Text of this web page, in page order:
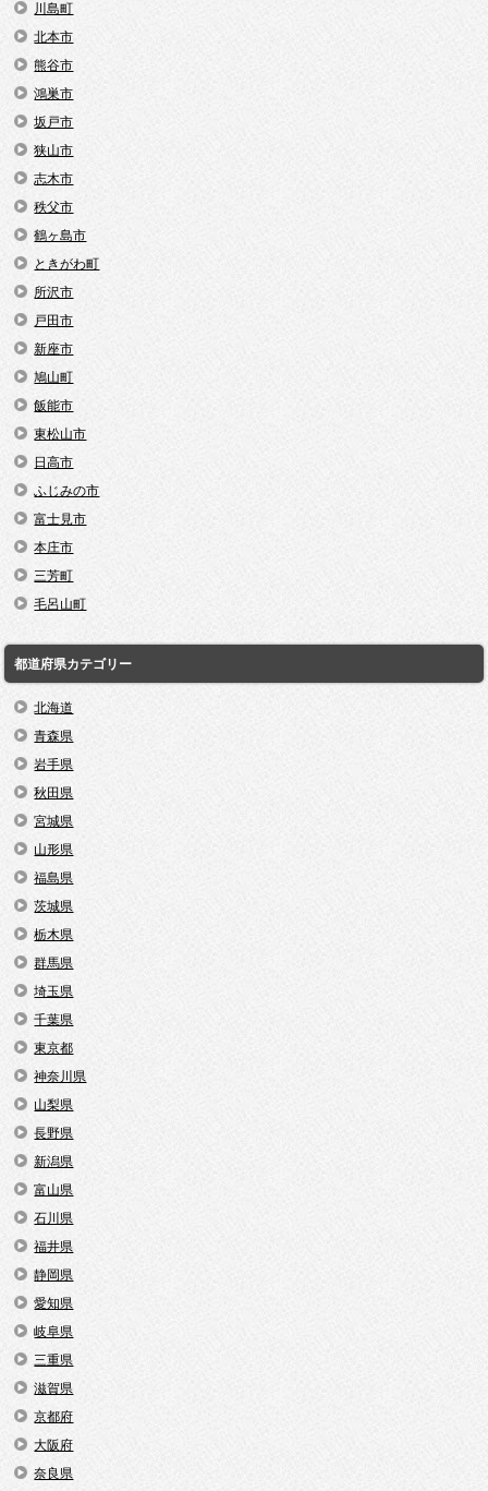
川島町
北本市
熊谷市
鴻巣市
坂戸市
狭山市
志木市
秩父市
鶴ヶ島市
ときがわ町
所沢市
戸田市
新座市
鳩山町
飯能市
東松山市
日高市
ふじみの市
富士見市
本庄市
三芳町
毛呂山町
都道府県カテゴリー
北海道
青森県
岩手県
秋田県
宮城県
山形県
福島県
茨城県
栃木県
群馬県
埼玉県
千葉県
東京都
神奈川県
山梨県
長野県
新潟県
富山県
石川県
福井県
静岡県
愛知県
岐阜県
三重県
滋賀県
京都府
大阪府
奈良県